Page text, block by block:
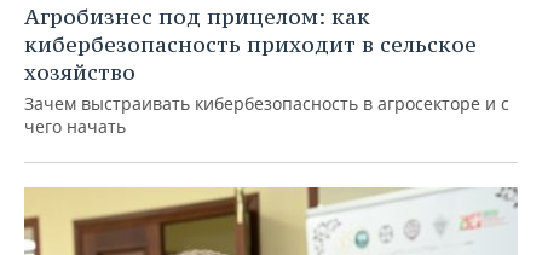
Агробизнес под прицелом: как
кибербезопасность приходит в сельское
хозяйство
Зачем выстраивать кибербезопасность в агросекторе и с
чего начать